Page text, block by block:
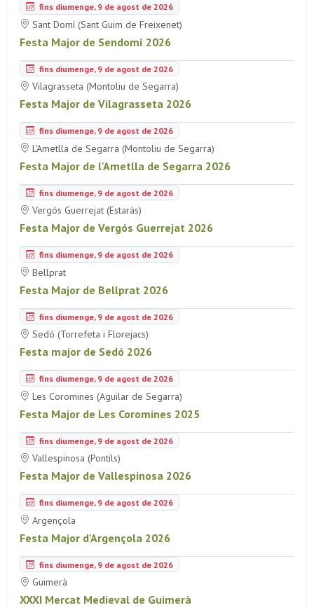
fins diumenge, 9 de agost de 2026
Sant Domí (Sant Guim de Freixenet)
Festa Major de Sendomí 2026
fins diumenge, 9 de agost de 2026
Vilagrasseta (Montoliu de Segarra)
Festa Major de Vilagrasseta 2026
fins diumenge, 9 de agost de 2026
L'Ametlla de Segarra (Montoliu de Segarra)
Festa Major de l'Ametlla de Segarra 2026
fins diumenge, 9 de agost de 2026
Vergós Guerrejat (Estaràs)
Festa Major de Vergós Guerrejat 2026
fins diumenge, 9 de agost de 2026
Bellprat
Festa Major de Bellprat 2026
fins diumenge, 9 de agost de 2026
Sedó (Torrefeta i Florejacs)
Festa major de Sedó 2026
fins diumenge, 9 de agost de 2026
Les Coromines (Aguilar de Segarra)
Festa Major de Les Coromines 2025
fins diumenge, 9 de agost de 2026
Vallespinosa (Pontils)
Festa Major de Vallespinosa 2026
fins diumenge, 9 de agost de 2026
Argençola
Festa Major d'Argençola 2026
fins diumenge, 9 de agost de 2026
Guimerà
XXXI Mercat Medieval de Guimerà